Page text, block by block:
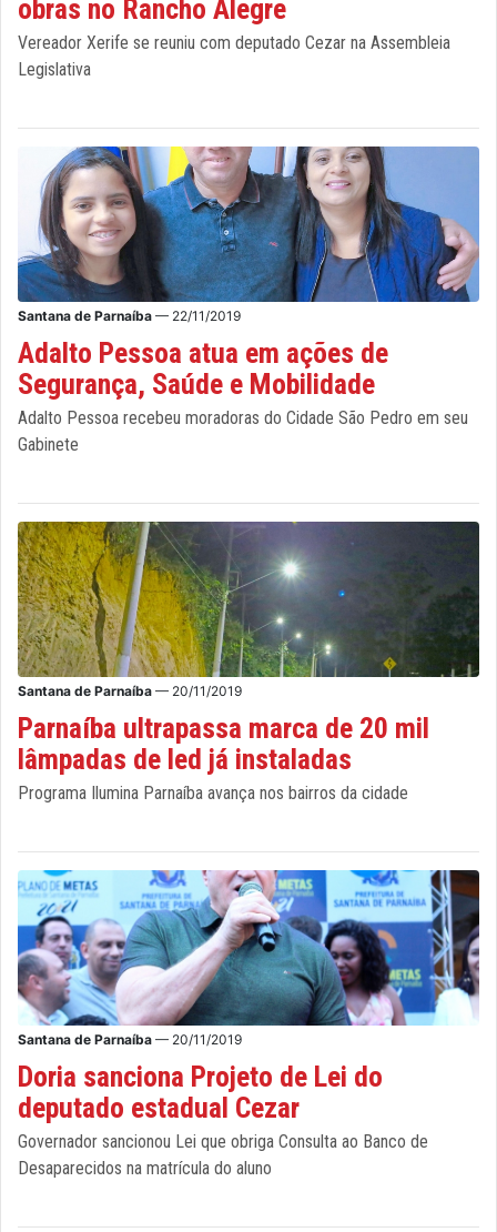
obras no Rancho Alegre
Vereador Xerife se reuniu com deputado Cezar na Assembleia
Legislativa
Santana de Parnaíba — 22/11/2019
Adalto Pessoa atua em ações de
Segurança, Saúde e Mobilidade
Adalto Pessoa recebeu moradoras do Cidade São Pedro em seu
Gabinete
Santana de Parnaíba — 20/11/2019
Parnaíba ultrapassa marca de 20 mil
lâmpadas de led já instaladas
Programa Ilumina Parnaíba avança nos bairros da cidade
Santana de Parnaíba — 20/11/2019
Doria sanciona Projeto de Lei do
deputado estadual Cezar
Governador sancionou Lei que obriga Consulta ao Banco de
Desaparecidos na matrícula do aluno